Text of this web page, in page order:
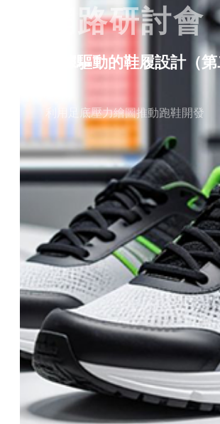
網路研討會
數據驅動的鞋履設計（
利用足底壓力繪圖推動跑鞋開發